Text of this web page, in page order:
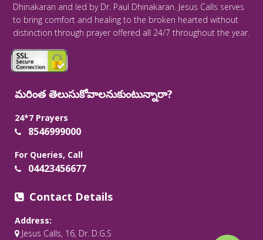
Dhinakaran and led by Dr. Paul Dhinakaran. Jesus Calls serves
to bring comfort and healing to the broken hearted without
distinction through prayer offered all 24/7 throughout the year.
మరింత తెలుసుకోవాలనుకుంటున్నారా?
24*7 Prayers
8546999000
For Queries, Call
04423456677
Contact Details
Address:
Jesus Calls, 16, Dr. D.G.S